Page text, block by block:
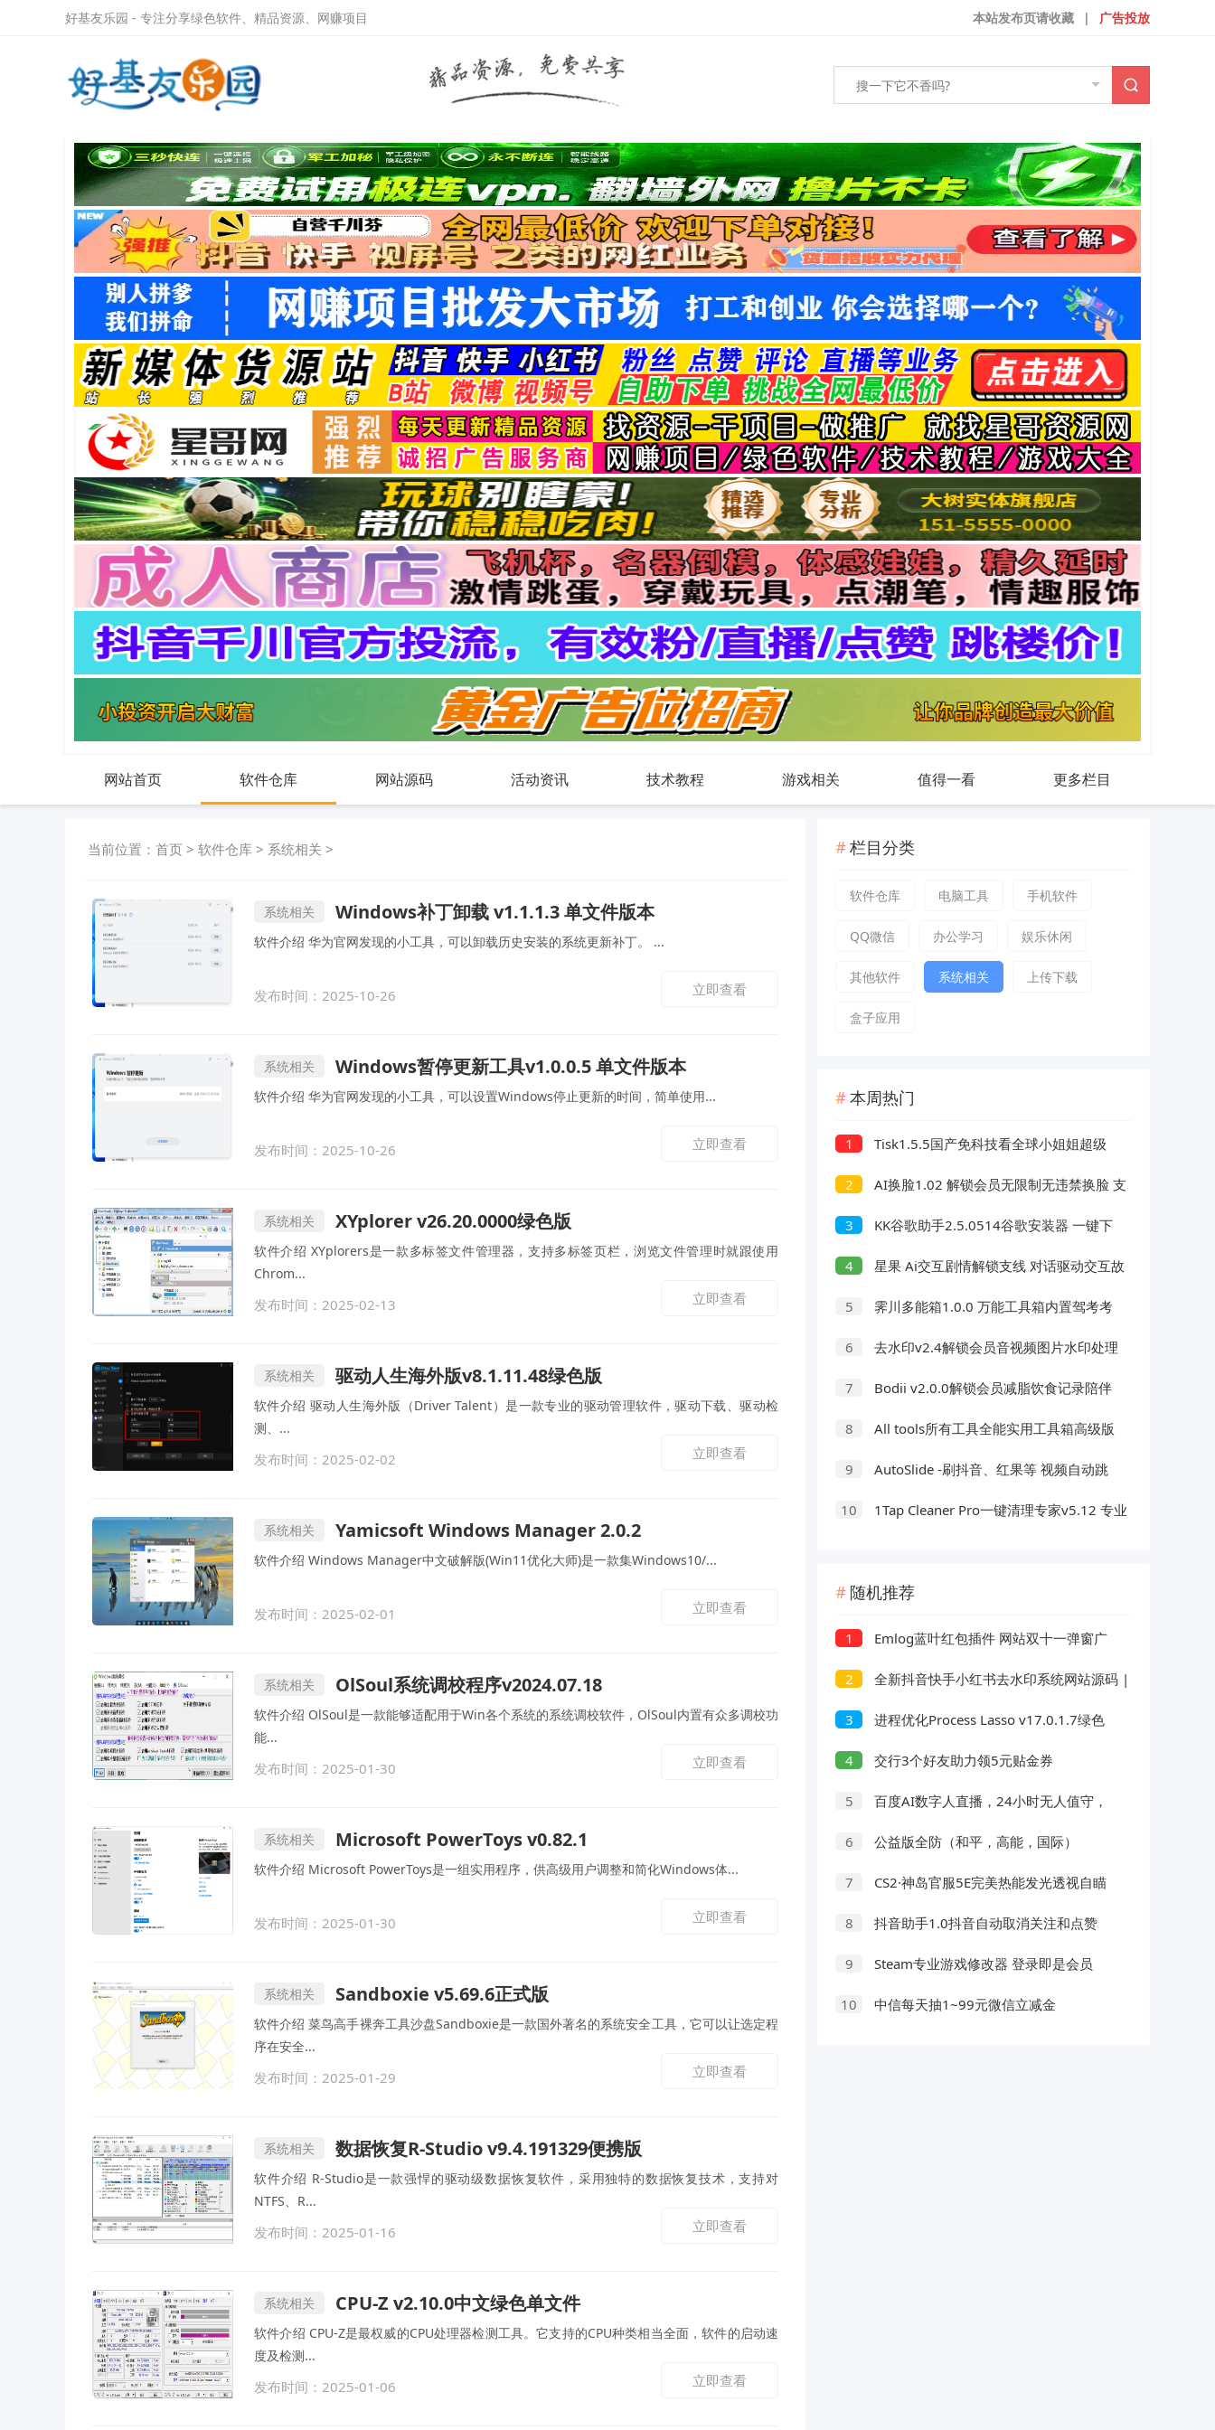
好基友乐园 - 专注分享绿色软件、精品资源、网赚项目 广告投放
|
本站发布页请收藏
网站首页 软件仓库 网站源码 活动资讯 技术教程 游戏相关 值得一看 更多栏目
当前位置： 首页 > 软件仓库 > 系统相关 >
系统相关 Windows补丁卸载 v1.1.1.3 单文件版本
软件介绍 华为官网发现的小工具，可以卸载历史安装的系统更新补丁。 ...
发布时间：2025-10-26 立即查看
系统相关 Windows暂停更新工具v1.0.0.5 单文件版本
软件介绍 华为官网发现的小工具，可以设置Windows停止更新的时间，简单使用...
发布时间：2025-10-26 立即查看
系统相关 XYplorer v26.20.0000绿色版
软件介绍 XYplorers是一款多标签文件管理器，支持多标签页栏，浏览文件管理时就跟使用
Chrom...
发布时间：2025-02-13 立即查看
系统相关 驱动人生海外版v8.1.11.48绿色版
软件介绍 驱动人生海外版（Driver Talent）是一款专业的驱动管理软件，驱动下载、驱动检
测、...
发布时间：2025-02-02 立即查看
系统相关 Yamicsoft Windows Manager 2.0.2
软件介绍 Windows Manager中文破解版(Win11优化大师)是一款集Windows10/...
发布时间：2025-02-01 立即查看
系统相关 OlSoul系统调校程序v2024.07.18
软件介绍 OlSoul是一款能够适配用于Win各个系统的系统调校软件，OlSoul内置有众多调校功
能...
发布时间：2025-01-30 立即查看
系统相关 Microsoft PowerToys v0.82.1
软件介绍 Microsoft PowerToys是一组实用程序，供高级用户调整和简化Windows体...
发布时间：2025-01-30 立即查看
系统相关 Sandboxie v5.69.6正式版
软件介绍 菜鸟高手裸奔工具沙盘Sandboxie是一款国外著名的系统安全工具，它可以让选定程
序在安全...
发布时间：2025-01-29 立即查看
系统相关 数据恢复R-Studio v9.4.191329便携版
软件介绍 R-Studio是一款强悍的驱动级数据恢复软件，采用独特的数据恢复技术，支持对
NTFS、R...
发布时间：2025-01-16 立即查看
系统相关 CPU-Z v2.10.0中文绿色单文件
软件介绍 CPU-Z是最权威的CPU处理器检测工具。它支持的CPU种类相当全面，软件的启动速
度及检测...
发布时间：2025-01-06 立即查看
栏目分类
软件仓库 电脑工具 手机软件
QQ微信 办公学习 娱乐休闲
其他软件 系统相关 上传下载
盒子应用
本周热门
1
Tisk1.5.5国产免科技看全球小姐姐超级
丝滑
2
AI换脸1.02 解锁会员无限制无违禁换脸 支
持照片/视频
3
KK谷歌助手2.5.0514谷歌安装器 一键下
载安装
4
星果 Ai交互剧情解锁支线 对话驱动交互故
5
霁川多能箱1.0.0 万能工具箱内置驾考考
6
去水印v2.4解锁会员音视频图片水印处理
7
Bodii v2.0.0解锁会员减脂饮食记录陪伴
8 All tools所有工具全能实用工具箱高级版
9
AutoSlide -刷抖音、红果等 视频自动跳
10
1Tap Cleaner Pro一键清理专家v5.12 专业
随机推荐
1
Emlog蓝叶红包插件 网站双十一弹窗广
告一键开启
2
全新抖音快手小红书去水印系统网站源码 |
支持几十种平台
3
进程优化Process Lasso v17.0.1.7绿色
版
4 交行3个好友助力领5元贴金券
5
百度AI数字人直播，24小时无人值守，
6 公益版全防（和平，高能，国际）
7 CS2·神岛官服5E完美热能发光透视自瞄
8 抖音助手1.0抖音自动取消关注和点赞
9 Steam专业游戏修改器 登录即是会员
10 中信每天抽1~99元微信立减金